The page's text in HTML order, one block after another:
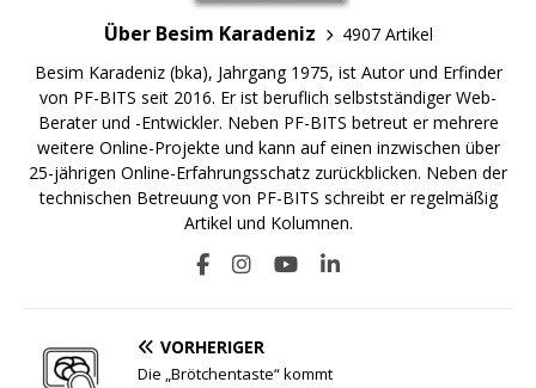
Über Besim Karadeniz
4907 Artikel
Besim Karadeniz (bka), Jahrgang 1975, ist Autor und Erfinder
von PF-BITS seit 2016. Er ist beruflich selbstständiger Web-
Berater und -Entwickler. Neben PF-BITS betreut er mehrere
weitere Online-Projekte und kann auf einen inzwischen über
25-jährigen Online-Erfahrungsschatz zurückblicken. Neben der
technischen Betreuung von PF-BITS schreibt er regelmäßig
Artikel und Kolumnen.
VORHERIGER
Die „Brötchentaste“ kommt